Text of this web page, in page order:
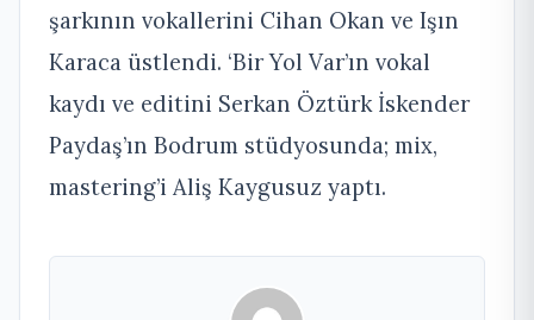
şarkının vokallerini Cihan Okan ve Işın
Karaca üstlendi. ‘Bir Yol Var’ın vokal
kaydı ve editini Serkan Öztürk İskender
Paydaş’ın Bodrum stüdyosunda; mix,
mastering’i Aliş Kaygusuz yaptı.